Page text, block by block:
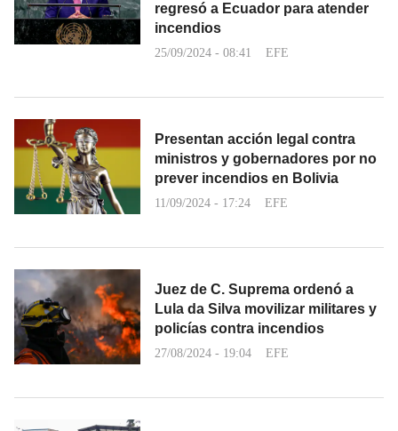
regresó a Ecuador para atender
incendios
25/09/2024 - 08:41 EFE
Presentan acción legal contra
ministros y gobernadores por no
prever incendios en Bolivia
11/09/2024 - 17:24 EFE
Juez de C. Suprema ordenó a
Lula da Silva movilizar militares y
policías contra incendios
27/08/2024 - 19:04 EFE